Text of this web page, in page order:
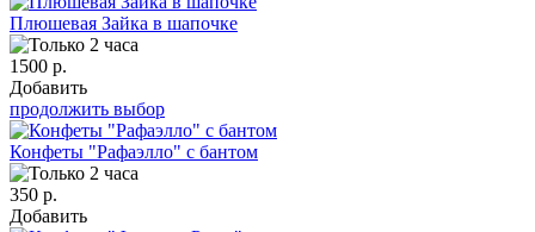
Плюшевая Зайка в шапочке
1500 р.
Добавить
продолжить выбор
Конфеты "Рафаэлло" с бантом
350 р.
Добавить